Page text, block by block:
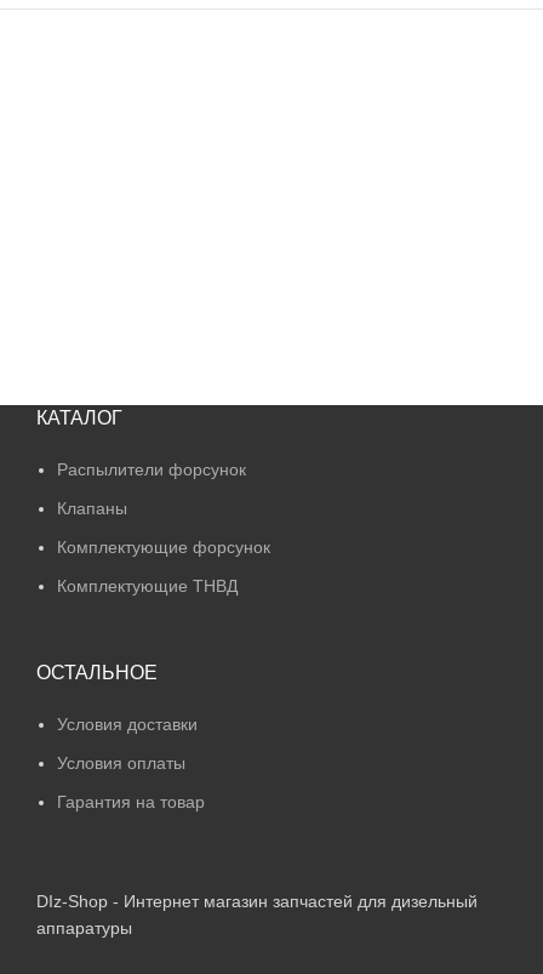
КАТАЛОГ
Распылители форсунок
Клапаны
Комплектующие форсунок
Комплектующие ТНВД
ОСТАЛЬНОЕ
Условия доставки
Условия оплаты
Гарантия на товар
DIz-Shop - Интернет магазин запчастей для дизельный
аппаратуры